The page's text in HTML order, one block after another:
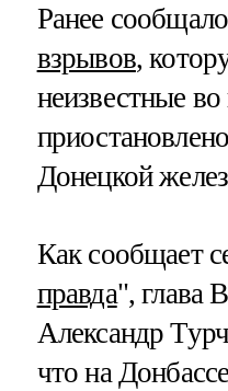
Ранее
взрывов,
неизвестные
Донецкой
Как сообщает
правда", глава
Александр
что на